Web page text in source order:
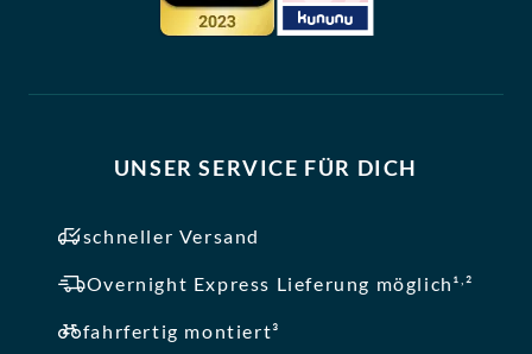
UNSER SERVICE FÜR DICH
schneller Versand
Overnight Express Lieferung möglich¹ ,²
fahrfertig montiert³